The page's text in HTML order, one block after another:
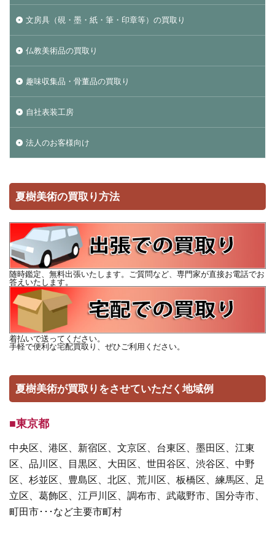
文房具（硯・墨・紙・筆・印章等）の買取り
仏教美術品の買取り
趣味収集品・骨董品の買取り
自社表装工房
法人のお客様向け
夏樹美術の買取り方法
随時鑑定、無料出張いたします。ご質問など、専門家が直接お電話でお
答えいたします。
着払いで送ってください。
手軽で便利な宅配買取り、ぜひご利用ください。
夏樹美術が買取りをさせていただく地域例
■東京都
中央区、港区、新宿区、文京区、台東区、墨田区、江東
区、品川区、目黒区、大田区、世田谷区、渋谷区、中野
区、杉並区、豊島区、北区、荒川区、板橋区、練馬区、足
立区、葛飾区、江戸川区、調布市、武蔵野市、国分寺市、
町田市･･･など主要市町村